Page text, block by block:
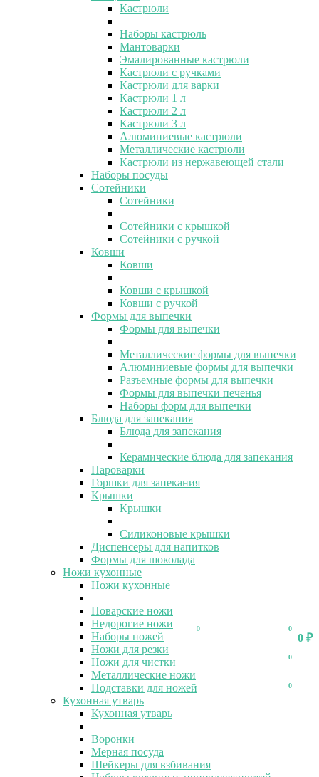
0
0 ₽
0
0
0
Кастрюли
Наборы кастрюль
Мантоварки
Эмалированные кастрюли
Кастрюли с ручками
Кастрюли для варки
Кастрюли 1 л
Кастрюли 2 л
Кастрюли 3 л
Алюминиевые кастрюли
Металлические кастрюли
Кастрюли из нержавеющей стали
Наборы посуды
Сотейники
Сотейники
Сотейники с крышкой
Сотейники с ручкой
Ковши
Ковши
Ковши с крышкой
Ковши с ручкой
Формы для выпечки
Формы для выпечки
Металлические формы для выпечки
Алюминиевые формы для выпечки
Разъемные формы для выпечки
Формы для выпечки печенья
Наборы форм для выпечки
Блюда для запекания
Блюда для запекания
Керамические блюда для запекания
Пароварки
Горшки для запекания
Крышки
Крышки
Силиконовые крышки
Диспенсеры для напитков
Формы для шоколада
Ножи кухонные
Ножи кухонные
Поварские ножи
Недорогие ножи
Наборы ножей
Ножи для резки
Ножи для чистки
Металлические ножи
Подставки для ножей
Кухонная утварь
Кухонная утварь
Воронки
Мерная посуда
Шейкеры для взбивания